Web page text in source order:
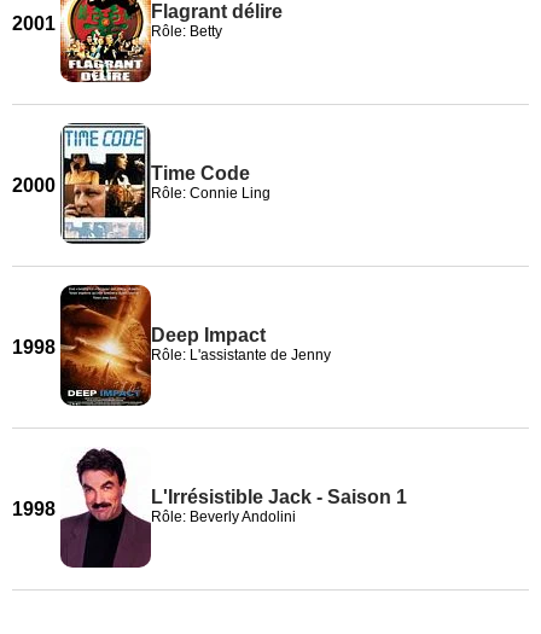
2001
Flagrant délire
Rôle: Betty
2000
Time Code
Rôle: Connie Ling
1998
Deep Impact
Rôle: L'assistante de Jenny
1998
L'Irrésistible Jack - Saison 1
Rôle: Beverly Andolini